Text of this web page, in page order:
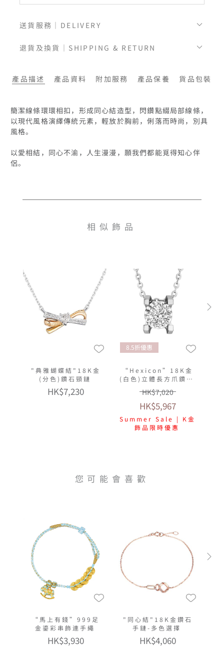
送貨服務｜DELIVERY
退貨及換貨｜SHIPPING & RETURN
產品描述 產品資料 附加服務 產品保養 貨品包裝
簡潔線條環環相扣，形成同心結造型，閃鑽點綴局部線條，
以現代風格演繹傳統元素，輕放於胸前，俐落而時尚，別具
風格。
以愛相結，同心不渝，人生漫漫，願我們都能覓得知心伴
侶。
相似飾品
"典雅蝴蝶結"18K金
(分色)鑽石頸鏈
HK$7,230
8.5折優惠
“Hexicon”18K金
(白色)立體長方爪鑽石
頸鏈(放閃車花工藝)
HK$7,020
HK$5,967
Summer Sale | K金
飾品限時優惠
您可能會喜歡
“馬上有錢”999足
金鎏彩串飾連手繩
HK$3,930
"同心結"18K金鑽石
手鏈-多色選擇
HK$4,060